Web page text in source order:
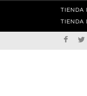
TIENDA
TIENDA